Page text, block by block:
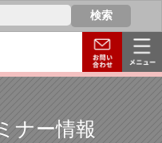
ナー情報